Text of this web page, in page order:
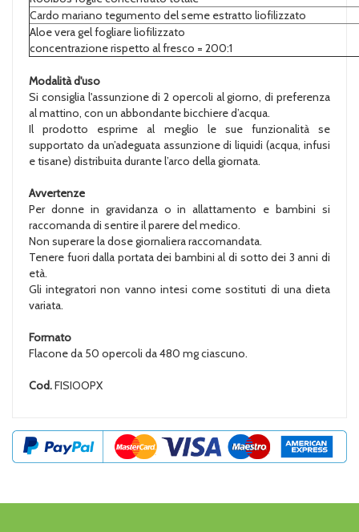
Cardo mariano tegumento del seme estratto liofilizzato
Aloe vera gel fogliare liofilizzato
concentrazione rispetto al fresco = 200:1
Modalità d'uso
Si consiglia l'assunzione di 2 opercoli al giorno, di preferenza
al mattino, con un abbondante bicchiere d’acqua.
Il prodotto esprime al meglio le sue funzionalità se
supportato da un’adeguata assunzione di liquidi (acqua, infusi
e tisane) distribuita durante l’arco della giornata.
Avvertenze
Per donne in gravidanza o in allattamento e bambini si
raccomanda di sentire il parere del medico.
Non superare la dose giornaliera raccomandata.
Tenere fuori dalla portata dei bambini al di sotto dei 3 anni di
età.
Gli integratori non vanno intesi come sostituti di una dieta
variata.
Formato
Flacone da 50 opercoli da 480 mg ciascuno.
Cod.FISIOOPX